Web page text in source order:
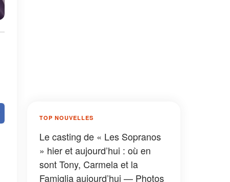
TOP NOUVELLES
Le casting de « Les Sopranos
» hier et aujourd’hui : où en
sont Tony, Carmela et la
Famiglia aujourd’hui — Photos